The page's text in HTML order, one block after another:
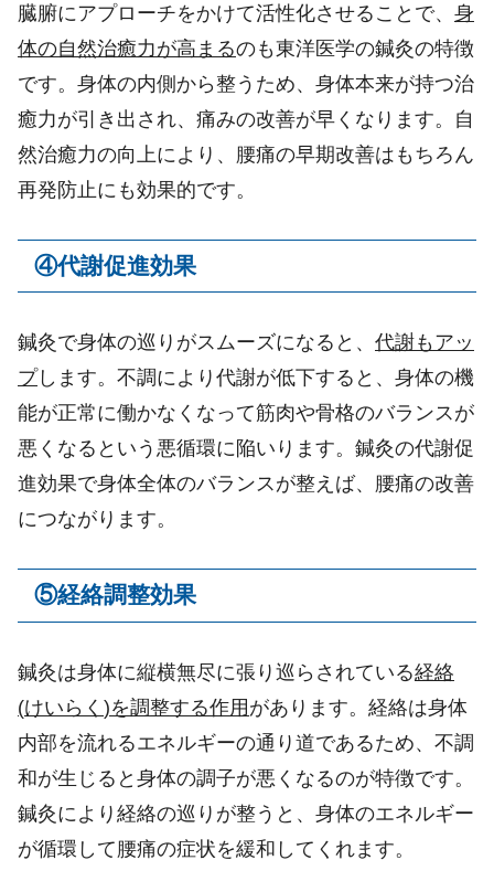
臓腑にアプローチをかけて活性化させることで、 身
体の自然治癒力が高まるのも東洋医学の鍼灸の特徴
です。身体の内側から整うため、身体本来が持つ治
癒力が引き出され、痛みの改善が早くなります。自
然治癒力の向上により、腰痛の早期改善はもちろん
再発防止にも効果的です。
④代謝促進効果
鍼灸で身体の巡りがスムーズになると、 代謝もアッ
プします。不調により代謝が低下すると、身体の機
能が正常に働かなくなって筋肉や骨格のバランスが
悪くなるという悪循環に陥いります。鍼灸の代謝促
進効果で身体全体のバランスが整えば、腰痛の改善
につながります。
⑤経絡調整効果
鍼灸は身体に縦横無尽に張り巡らされている経絡
(けいらく )を調整する作用 があります。経絡は身体
内部を流れるエネルギーの通り道であるため、不調
和が生じると身体の調子が悪くなるのが特徴です。
鍼灸により経絡の巡りが整うと、身体のエネルギー
が循環して腰痛の症状を緩和してくれます。